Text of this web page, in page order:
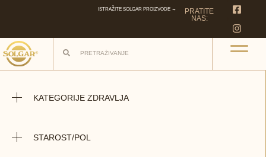
ISTRAŽITE SOLGAR PROIZVODE →
PRATITE
NAS:
KATEGORIJE ZDRAVLJA
STAROST/POL